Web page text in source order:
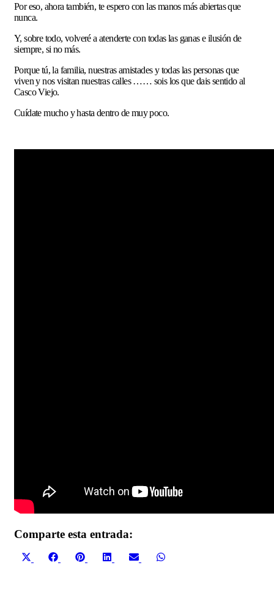
Por eso, ahora también, te espero con las manos más abiertas que
nunca.
Y, sobre todo, volveré a atenderte con todas las ganas e ilusión de
siempre, si no más.
Porque tú, la familia, nuestras amistades y todas las personas que
viven y nos visitan nuestras calles …… sois los que dais sentido al
Casco Viejo.
Cuídate mucho y hasta dentro de muy poco.
Comparte esta entrada:
FacebookPinterest LinkedInEmail